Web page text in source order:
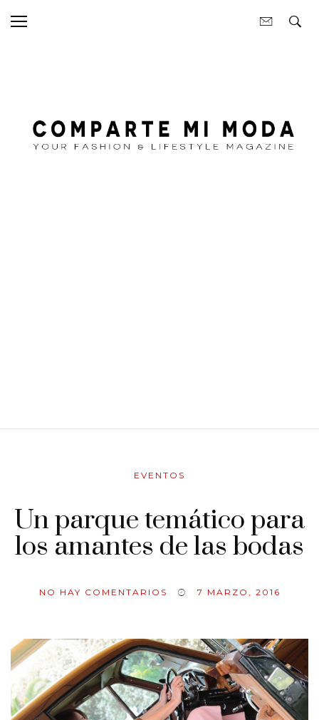
EVENTOS
Un parque temático para
los amantes de las bodas
NO HAY COMENTARIOS 7 MARZO, 2016